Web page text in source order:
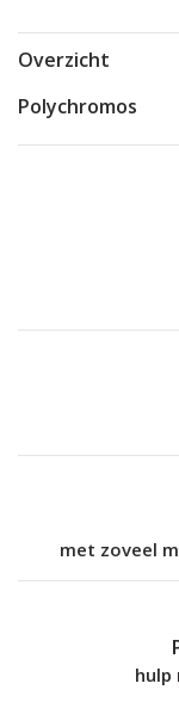
Overzicht
Polychromos
met zoveel
hulp